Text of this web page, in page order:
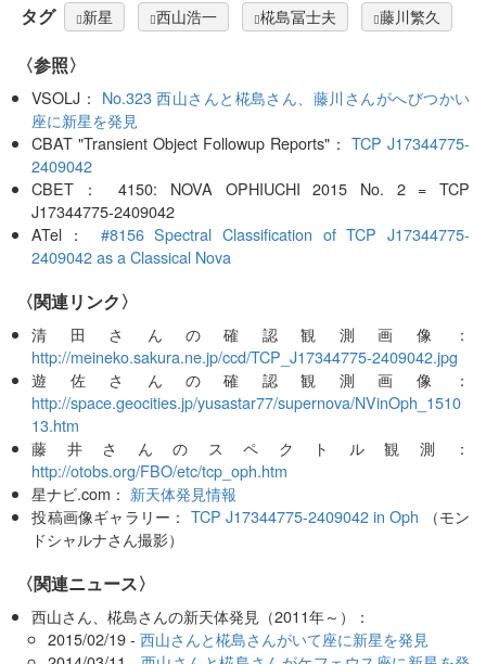
タグ 新星 西山浩一 椛島冨士夫 藤川繁久
〈参照〉
VSOLJ： No.323 西山さんと椛島さん、藤川さんがへびつかい
座に新星を発見
CBAT "Transient Object Followup Reports"：TCP J17344775-
2409042
CBET： 4150: NOVA OPHIUCHI 2015 No. 2 = TCP
J17344775-2409042
ATel： #8156 Spectral Classification of TCP J17344775-
2409042 as a Classical Nova
〈関連リンク〉
清田さんの確認観測画像：
http://meineko.sakura.ne.jp/ccd/TCP_J17344775-2409042.jpg
遊佐さんの確認観測画像：
http://space.geocities.jp/yusastar77/supernova/NVinOph_1510
13.htm
藤井さんのスペクトル観測：
http://otobs.org/FBO/etc/tcp_oph.htm
星ナビ.com： 新天体発見情報
投稿画像ギャラリー： TCP J17344775-2409042 in Oph （モン
ドシャルナさん撮影）
〈関連ニュース〉
西山さん、椛島さんの新天体発見（2011年～）：
2015/02/19 - 西山さんと椛島さんがいて座に新星を発見